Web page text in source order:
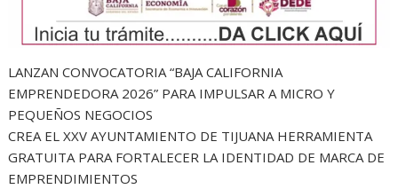
LANZAN CONVOCATORIA “BAJA CALIFORNIA
EMPRENDEDORA 2026” PARA IMPULSAR A MICRO Y
PEQUEÑOS NEGOCIOS
CREA EL XXV AYUNTAMIENTO DE TIJUANA HERRAMIENTA
GRATUITA PARA FORTALECER LA IDENTIDAD DE MARCA DE
EMPRENDIMIENTOS